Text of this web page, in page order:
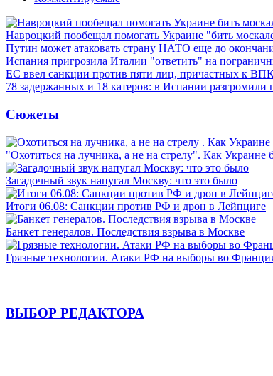
Навроцкий пообещал помогать Украине "бить
Путин может атаковать страну НАТО еще до
Испания пригрозила Италии "ответить" на
ЕС ввел санкции против пяти лиц, причастных к
78 задержанных и 18 катеров: в Испании разгромили
Сюжеты
"Охотиться на лучника, а не на стрелу". Как Украине
Загадочный звук напугал Москву: что это было
Итоги 06.08: Санкции против РФ и дрон в Лейпциге
Банкет генералов. Последствия взрыва в Москве
Грязные технологии. Атаки РФ на выборы во
ВЫБОР РЕДАКТОРА